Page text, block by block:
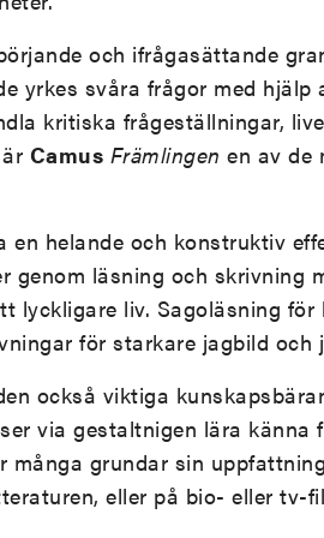
och ifrågasättande
yrkes svåra frågor med hjälp
kritiska frågeställningar,
Camus Främlingen en av de
helande och konstruktiv
genom läsning och skrivning
lyckligare liv. Sagoläsning för
för starkare jagbild och
också viktiga
via gestaltnigen lära känna
många grundar sin
eller på bio- eller tv-